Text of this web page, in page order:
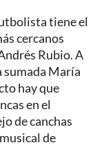
tiene el
cercanos
Rubio. A
sumada María
hay que
en el
de canchas
de